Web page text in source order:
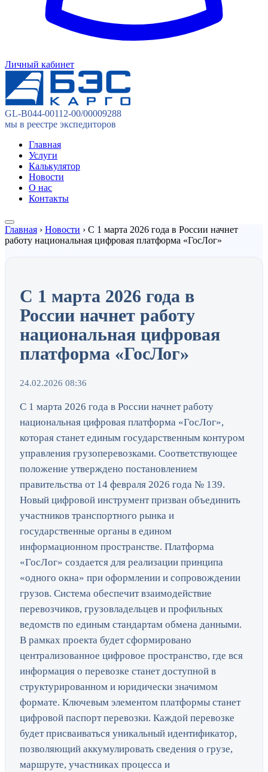
Личный кабинет
GL-B044-00112-00/00009288
мы в реестре экспедиторов
Главная
Услуги
Калькулятор
Новости
О нас
Контакты
Главная › Новости › С 1 марта 2026 года в России начнет
работу национальная цифровая платформа «ГосЛог»
С 1 марта 2026 года в
России начнет работу
национальная цифровая
платформа «ГосЛог»
24.02.2026 08:36
С 1 марта 2026 года в России начнет работу
национальная цифровая платформа «ГосЛог»,
которая станет единым государственным контуром
управления грузоперевозками. Соответствующее
положение утверждено постановлением
правительства от 14 февраля 2026 года № 139.
Новый цифровой инструмент призван объединить
участников транспортного рынка и
государственные органы в едином
информационном пространстве. Платформа
«ГосЛог» создается для реализации принципа
«одного окна» при оформлении и сопровождении
грузов. Система обеспечит взаимодействие
перевозчиков, грузовладельцев и профильных
ведомств по единым стандартам обмена данными.
В рамках проекта будет сформировано
централизованное цифровое пространство, где вся
информация о перевозке станет доступной в
структурированном и юридически значимом
формате. Ключевым элементом платформы станет
цифровой паспорт перевозки. Каждой перевозке
будет присваиваться уникальный идентификатор,
позволяющий аккумулировать сведения о грузе,
маршруте, участниках процесса и